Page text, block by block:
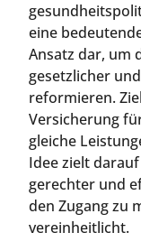
eine
Ansatz dar, um
gesetzlicher
reformieren.
Versicherung
gleiche
Idee zielt
gerechter und
den Zugang zu
vereinheitlicht.